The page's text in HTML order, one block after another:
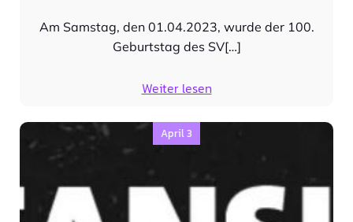
Am Samstag, den 01.04.2023, wurde der 100.
Geburtstag des SV[…]
Weiter lesen
April 3